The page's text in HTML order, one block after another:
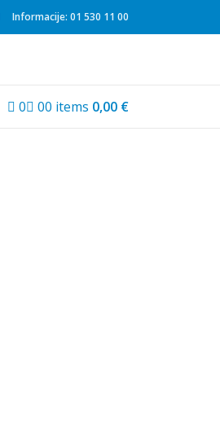
Informacije: 01 530 11 00
0 00 items 0,00 €